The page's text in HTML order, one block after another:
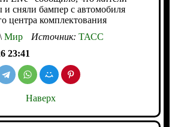
сняли бампер с автомобиля
центра комплектования
Мир Источник: ТАСС
23:41
Наверх